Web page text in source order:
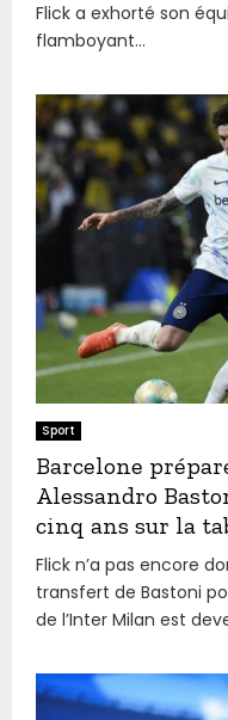
Flick a exhorté son
flamboyant...
Sport
Barcelone
Alessandro
cinq ans sur la
Flick n’a pas encore
transfert de Bastoni
de l’Inter Milan est